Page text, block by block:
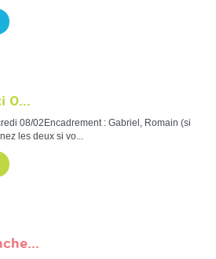
0...
08/02Encadrement : Gabriel, Romain (si
les deux si vo...